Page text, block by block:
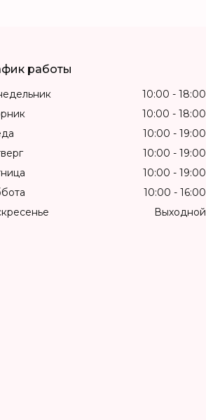
работы
10:00
18:00
10:00
18:00
10:00
19:00
10:00
19:00
10:00
19:00
10:00
16:00
Выходной